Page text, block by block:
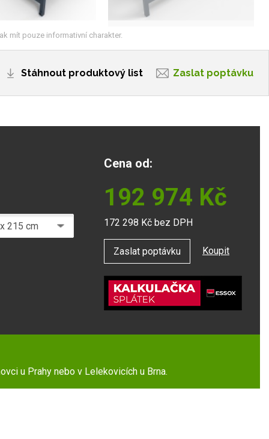
mít pouze informativní charakter.
Stáhnout produktový list Zaslat poptávku
Cena od:
192 974 Kč
172 298 Kč bez DPH
Zaslat poptávku Koupit
u Prahy nebo v Lelekovicích u Brna.